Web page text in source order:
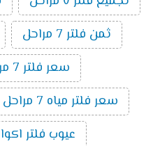
ثمن فلتر 7 مراحل
سعر فلتر 7 مراحل امريكى
سعر فلتر مياه 7 مراحل تايوانى امريكي 2019
عيوب فلتر اكوا جيت